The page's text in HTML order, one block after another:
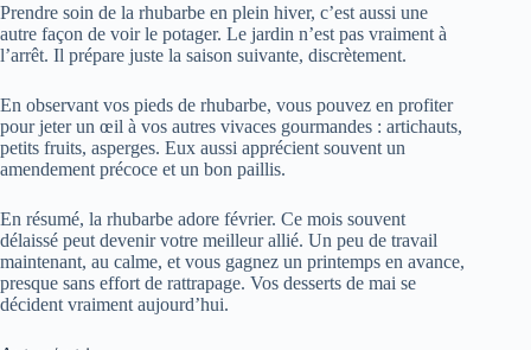
Prendre soin de la rhubarbe en plein hiver, c’est aussi une
autre façon de voir le potager. Le jardin n’est pas vraiment à
l’arrêt. Il prépare juste la saison suivante, discrètement.
En observant vos pieds de rhubarbe, vous pouvez en profiter
pour jeter un œil à vos autres vivaces gourmandes : artichauts,
petits fruits, asperges. Eux aussi apprécient souvent un
amendement précoce et un bon paillis.
En résumé, la rhubarbe adore février. Ce mois souvent
délaissé peut devenir votre meilleur allié. Un peu de travail
maintenant, au calme, et vous gagnez un printemps en avance,
presque sans effort de rattrapage. Vos desserts de mai se
décident vraiment aujourd’hui.